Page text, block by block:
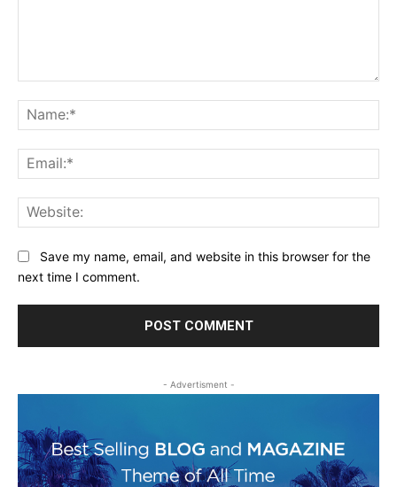
Save my name, email, and website in this browser for the
next time I comment.
- Advertisment -